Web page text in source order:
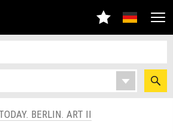
BERLIN. ART II